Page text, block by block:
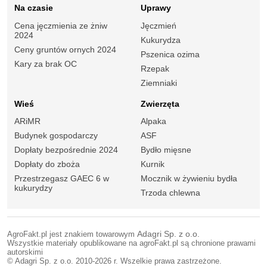
Na czasie
Cena jęczmienia ze żniw
2024
Ceny gruntów ornych 2024
Kary za brak OC
Uprawy
Jęczmień
Kukurydza
Pszenica ozima
Rzepak
Ziemniaki
Wieś
ARiMR
Budynek gospodarczy
Dopłaty bezpośrednie 2024
Dopłaty do zboża
Przestrzegasz GAEC 6 w
kukurydzy
Zwierzęta
Alpaka
ASF
Bydło mięsne
Kurnik
Mocznik w żywieniu bydła
Trzoda chlewna
AgroFakt.pl jest znakiem towarowym Adagri Sp. z o.o.
Wszystkie materiały opublikowane na agroFakt.pl są chronione prawami
autorskimi
© Adagri Sp. z o.o. 2010-2026 r. Wszelkie prawa zastrzeżone.